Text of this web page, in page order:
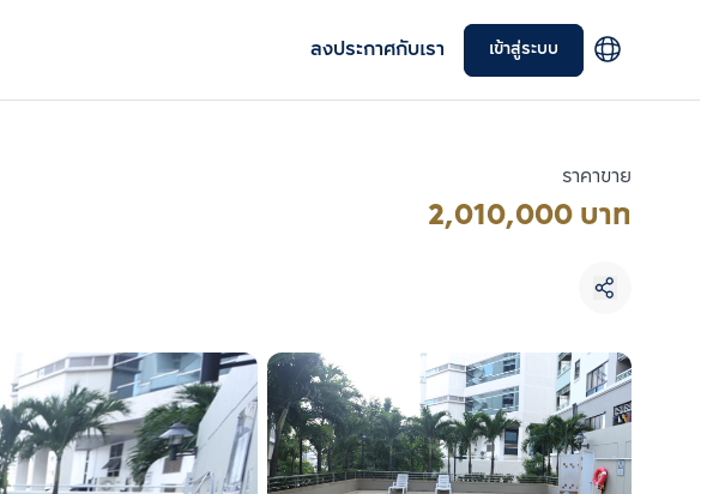
ลงประกาศกับเรา เข้าสู่ระบบ
ราคาขาย
2,010,000 บาท
เพิ่มยูนิตเปรียบเทียบ
รายการที่ 3
เลือกยูนิตเพื่อเปรียบเทียบ
เลือกได้สูงสุด 3 รายการ
เปรียบเทียบ
ลบทั้งหมด